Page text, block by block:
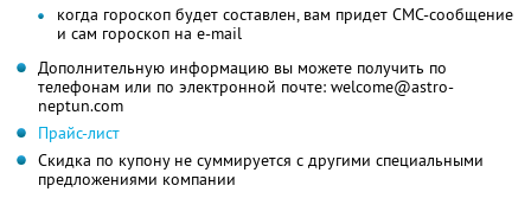
когда гороскоп будет составлен, вам придет СМС-сообщение
и сам гороскоп на e-mail
Дополнительную информацию вы можете получить по
телефонам или по электронной почте: welcome@astro-
neptun.com
Прайс-лист
Скидка по купону не суммируется с другими специальными
предложениями компании